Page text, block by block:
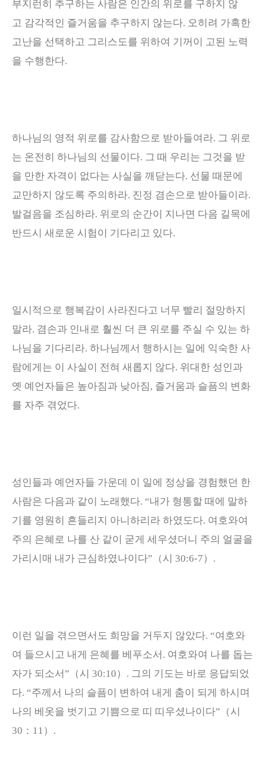
부지런히 추구하는 사람은 인간의 위로를 구하지 않
고 감각적인 즐거움을 추구하지 않는다. 오히려 가혹한
고난을 선택하고 그리스도를 위하여 기꺼이 고된 노력
을 수행한다.
하나님의 영적 위로를 감사함으로 받아들여라. 그 위로
는 온전히 하나님의 선물이다. 그 때 우리는 그것을 받
을 만한 자격이 없다는 사실을 깨닫는다. 선물 때문에
교만하지 않도록 주의하라. 진정 겸손으로 받아들이라.
발걸음을 조심하라. 위로의 순간이 지나면 다음 길목에
반드시 새로운 시험이 기다리고 있다.
일시적으로 행복감이 사라진다고 너무 빨리 절망하지
말라. 겸손과 인내로 훨씬 더 큰 위로를 주실 수 있는 하
나님을 기다리라. 하나님께서 행하시는 일에 익숙한 사
람에게는 이 사실이 전혀 새롭지 않다. 위대한 성인과
옛 예언자들은 높아짐과 낮아짐, 즐거움과 슬픔의 변화
를 자주 겪었다.
성인들과 예언자들 가운데 이 일에 정상을 경험했던 한
사람은 다음과 같이 노래했다. “내가 형통할 때에 말하
기를 영원히 흔들리지 아니하리라 하였도다. 여호와여
주의 은혜로 나를 산 같이 굳게 세우셨더니 주의 얼굴을
가리시매 내가 근심하였나이다” （ 시 30:6-7 ） .
이런 일을 겪으면서도 희망을 거두지 않았다. “여호와
여 들으시고 내게 은혜를 베푸소서 . 여호와여 나를 돕는
자가 되소서 ” （ 시 30:10 ） . 그의 기도는 바로 응답되었
다. “주께서 나의 슬픔이 변하여 내게 춤이 되게 하시며
나의 베옷을 벗기고 기쁨으로 띠 띠우셨나이다” （ 시
30 ： 11 ） .